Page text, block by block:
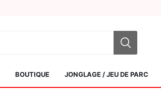
BOUTIQUE JONGLAGE / JEU DE PARC